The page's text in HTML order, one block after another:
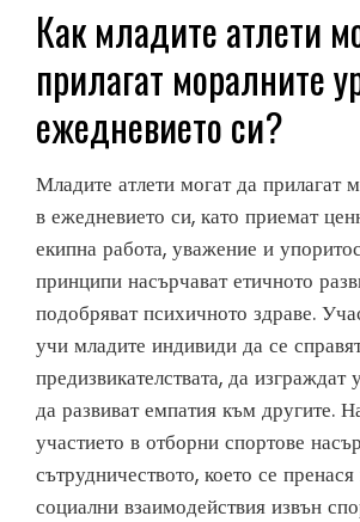
Как младите атлети
прилагат моралните
ежедневието си?
Младите атлети могат да прилагат
в ежедневието си, като приемат
екипна работа, уважение и
принципи насърчават етичното
подобряват психичното здраве.
учи младите индивиди да се
предизвикателствата, да изграждат
да развиват емпатия към другите.
участието в отборни спортове
сътрудничеството, което се
социални взаимодействия извън